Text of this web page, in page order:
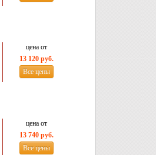
цена от
13 120 руб.
Все цены
цена от
13 740 руб.
Все цены